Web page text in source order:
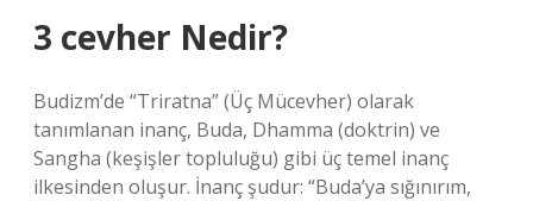
3 cevher Nedir?
Budizm’de “Triratna” (Üç Mücevher) olarak
tanımlanan inanç, Buda, Dhamma (doktrin) ve
Sangha (keşişler topluluğu) gibi üç temel inanç
ilkesinden oluşur. İnanç şudur: “Buda’ya sığınırım,